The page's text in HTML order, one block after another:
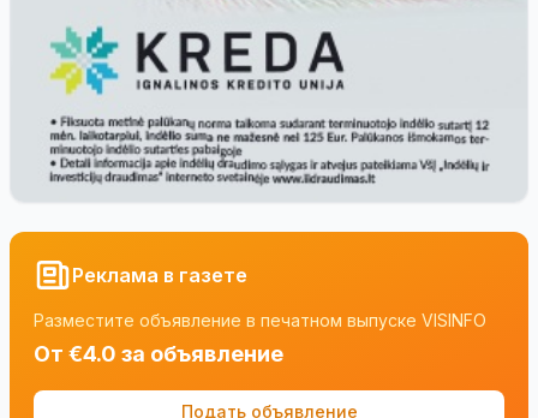
Реклама в газете
Разместите объявление в печатном выпуске VISINFO
От €4.0 за объявление
Подать объявление